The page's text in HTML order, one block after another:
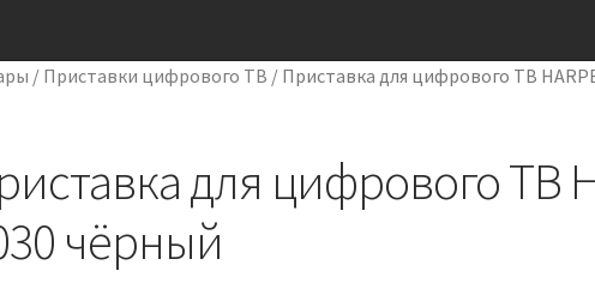
Публичная оферта Пустая
/ Приставки цифрового ТВ / Приставка для цифрового ТВ
для цифрового ТВ
чёрный